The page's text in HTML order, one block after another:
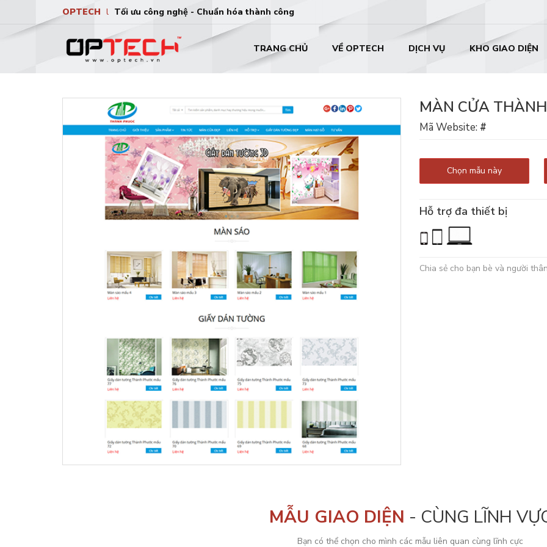
OPTECH l Tối ưu công nghệ - Chuẩn hóa thành công
TRANG CHỦ VỀ OPTECH DỊCH VỤ KHO GIAO DIỆN
MÀN CỬA
Mã Website: #
Chọn mẫu này
Hỗ trợ đa thiết bị
Chia sẻ cho bạn bè và người
MẪU GIAO DIỆN - CÙNG LĨNH
Bạn có thể chọn cho mình các mẫu liên quan cùng lĩnh cực